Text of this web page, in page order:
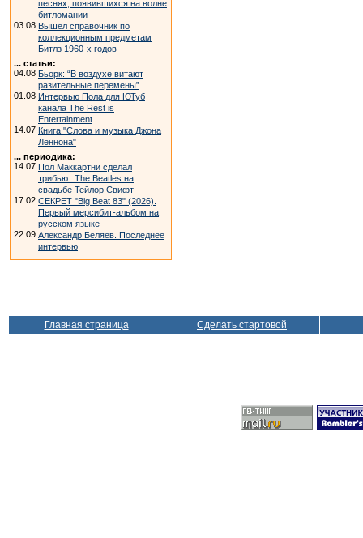
песнях, появившихся на волне
битломании
03.08 Вышел справочник по
коллекционным предметам
Битлз 1960-х годов
... статьи:
04.08 Бьорк: “В воздухе витают
разительные перемены”
01.08 Интервью Пола для ЮТуб
канала The Rest is
Entertainment
14.07 Книга "Слова и музыка Джона
Леннона"
... периодика:
14.07 Пол Маккартни сделал
трибьют The Beatles на
свадьбе Тейлор Свифт
17.02 СЕКРЕТ "Big Beat 83" (2026).
Первый мерсибит-альбом на
русском языке
22.09 Александр Беляев. Последнее
интервью
Главная страница Сделать стартовой